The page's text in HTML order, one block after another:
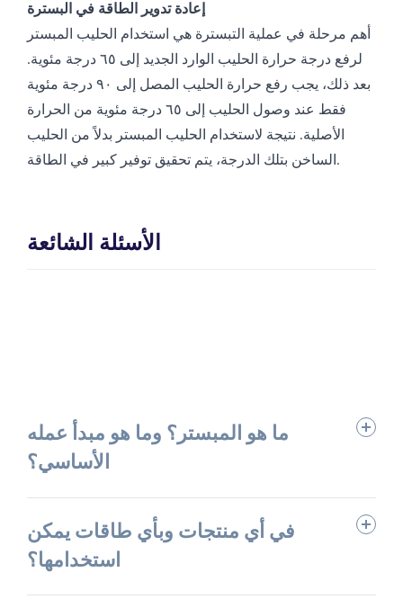
إعادة تدوير الطاقة في البسترة
أهم مرحلة في عملية التبسترة هي استخدام الحليب المبستر
لرفع درجة حرارة الحليب الوارد الجديد إلى ٦٥ درجة مئوية.
بعد ذلك، يجب رفع حرارة الحليب المصل إلى ٩٠ درجة مئوية
فقط عند وصول الحليب إلى ٦٥ درجة مئوية من الحرارة
الأصلية. نتيجة لاستخدام الحليب المبستر بدلاً من الحليب
الساخن بتلك الدرجة، يتم تحقيق توفير كبير في الطاقة.
الأسئلة الشائعة
ما هو المبستر؟ وما هو مبدأ عمله
الأساسي؟
في أي منتجات وبأي طاقات يمكن
استخدامها؟